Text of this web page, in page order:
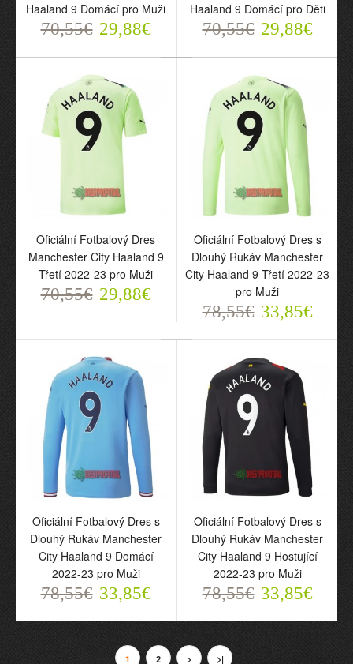
Oficiální Fotbalový Dres
Manchester City Haaland
9 Year of the Dragon
2024 pro Muži
70,55€ 29,88€
Oficiální Fotbalový Dres
Manchester City Haaland
9 Hostující 2023-24 pro
Děti
70,55€ 29,88€
Manchester City Haaland
9 Hostující 2023-24 pro
Muži
70,55€ 29,88€
Haaland 9 Domácí pro Muži
70,55€ 29,88€
Haaland 9 Domácí pro Děti
70,55€ 29,88€
Oficiální Fotbalový Dres
Manchester City Haaland 9
Třetí 2022-23 pro Muži
70,55€ 29,88€
Oficiální Fotbalový Dres s
Dlouhý Rukáv Manchester
City Haaland 9 Třetí 2022-23
pro Muži
78,55€ 33,85€
Oficiální Fotbalový Dres s
Dlouhý Rukáv Manchester
City Haaland 9 Domácí
2022-23 pro Muži
78,55€ 33,85€
Oficiální Fotbalový Dres s
Dlouhý Rukáv Manchester
City Haaland 9 Hostující
2022-23 pro Muži
78,55€ 33,85€
1 2 > >|